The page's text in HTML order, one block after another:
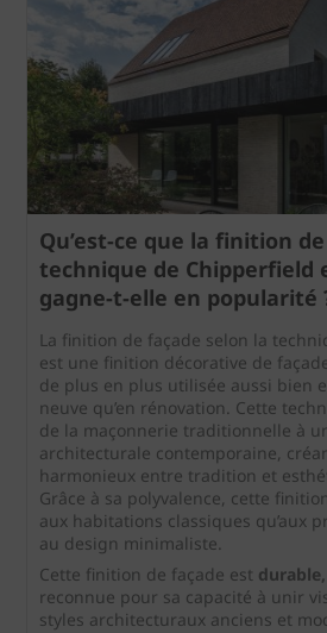
Qu’est-ce que la finition
technique de Chipperfield
gagne‑t‑elle en popularité
La finition de façade selon la
est une finition décorative de
de plus en plus utilisée aussi bien
neuve qu’en rénovation. Cette
de la maçonnerie traditionnelle à
architecturale contemporaine,
harmonieux entre tradition et
Grâce à sa polyvalence, cette
aux habitations classiques qu’aux
au design minimaliste.
Cette finition de façade est
reconnue pour sa capacité à unir
styles architecturaux anciens et